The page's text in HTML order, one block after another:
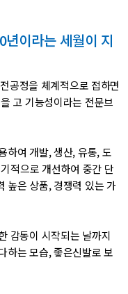
이라는 세월이 지
공정을 체계적으로 접하면
고 기능성이라는 전문브
하여 개발, 생산, 유통,도
적으로 개선하여 중간 단
높은 상품,경쟁력 있는 가
감동이 시작되는 날까지
하는 모습, 좋은신발로보